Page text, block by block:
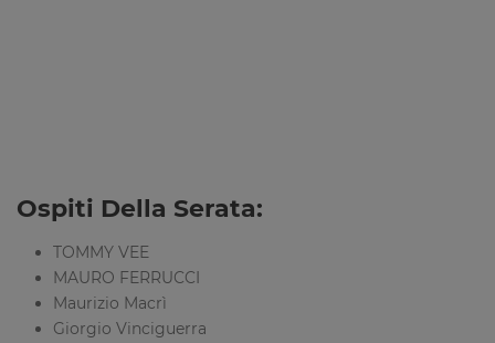
Ospiti Della Serata:
TOMMY VEE
MAURO FERRUCCI
Maurizio Macrì
Giorgio Vinciguerra